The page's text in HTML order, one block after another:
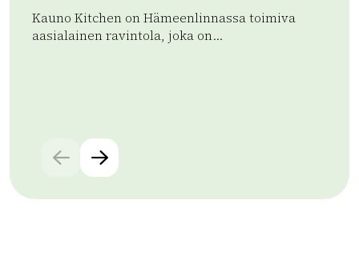
Kauno Kitchen on Hämeenlinnassa toimiva
aasialainen ravintola, joka on...